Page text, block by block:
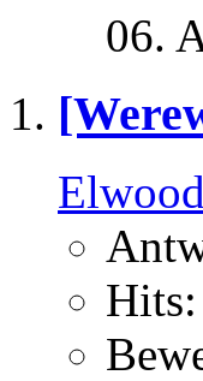
06.
Elwood